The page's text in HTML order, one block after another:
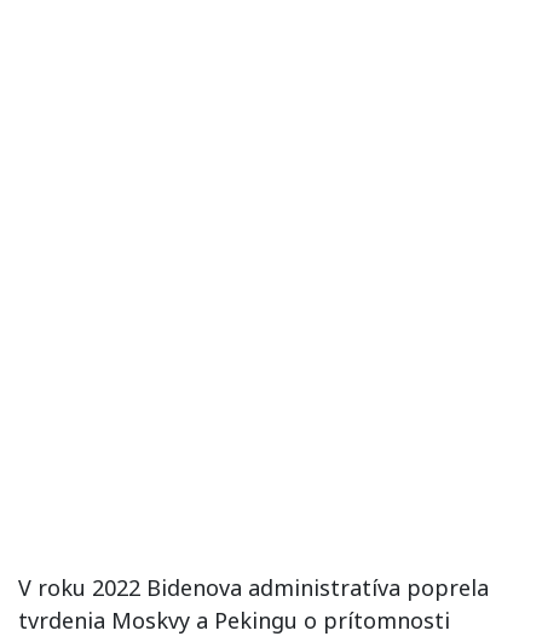
V roku 2022 Bidenova administratíva poprela
tvrdenia Moskvy a Pekingu o prítomnosti